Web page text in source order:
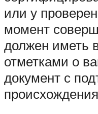
или у
момент
должен иметь
отметками о
документ с